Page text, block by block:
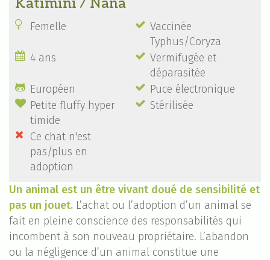
 Femelle  Vaccinée
Typhus/Coryza
 4 ans  Vermifugée et
déparasitée
 Européen  Puce électronique
 Petite fluffy hyper
timide
 Stérilisée

Ce chat n'est
pas/plus en
adoption
Un animal est un être vivant doué de sensibilité et
pas un jouet. L’achat ou l’adoption d’un animal se
fait en pleine conscience des responsabilités qui
incombent à son nouveau propriétaire. L’abandon
ou la négligence d’un animal constitue une